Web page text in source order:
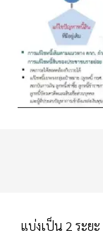
แบ่งเป็น 2 ระยะ